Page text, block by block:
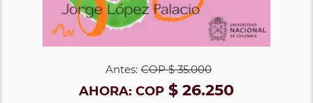
Antes: COP$ 35.000
AHORA: COP $ 26.250